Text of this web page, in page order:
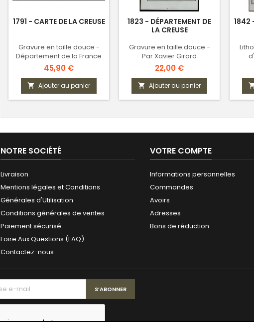
1791 - CARTE DE LA CREUSE
Gravure en taille douce -
Département de la France
révolutionnaire
Prix
45,90 €
 Ajouter au panier
1823 - DÉPARTEMENT DE
LA CREUSE
Gravure en taille douce -
Par Xavier Girard
Prix
22,00 €
 Ajouter au panier
1842
NOTRE SOCIÉTÉ
Livraison
Mentions légales et Conditions
Générales d'Utilisation
Conditions générales de ventes
Paiement sécurisé
Foire Aux Questions (FAQ)
Contactez-nous
VOTRE COMPTE
Informations personnelles
Commandes
Avoirs
Adresses
Bons de réduction